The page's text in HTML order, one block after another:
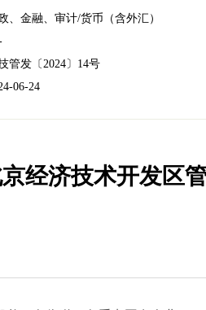
、金融、审计/货币（含外汇）
管发 〔2024〕 14号
06-24
京经济技术开发区